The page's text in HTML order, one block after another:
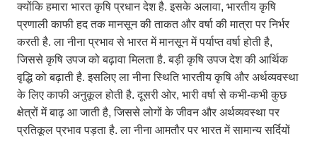
क्योंकि हमारा भारत कृषि प्रधान देश है. इसके अलावा, भारतीय कृषि
प्रणाली काफी हद तक मानसून की ताकत और वर्षा की मात्रा पर निर्भर
करती है. ला नीना प्रभाव से भारत में मानसून में पर्याप्त वर्षा होती है,
जिससे कृषि उपज को बढ़ावा मिलता है. बड़ी कृषि उपज देश की आर्थिक
वृद्धि को बढ़ाती है. इसलिए ला नीना स्थिति भारतीय कृषि और अर्थव्यवस्था
के लिए काफी अनुकूल होती है. दूसरी ओर, भारी वर्षा से कभी-कभी कुछ
क्षेत्रों में बाढ़ आ जाती है, जिससे लोगों के जीवन और अर्थव्यवस्था पर
प्रतिकूल प्रभाव पड़ता है. ला नीना आमतौर पर भारत में सामान्य सर्दियों